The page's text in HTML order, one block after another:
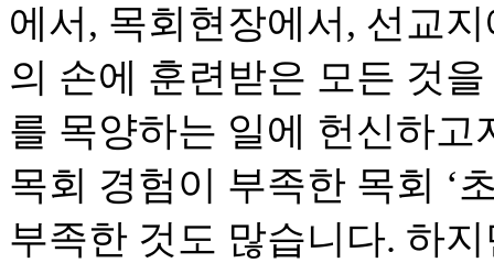
에서, 목회현장에서, 선교
의 손에 훈련받은 모든 것
를 목양하는 일에 헌신하
목회 경험이 부족한 목회 ‘
부족한 것도 많습니다. 하